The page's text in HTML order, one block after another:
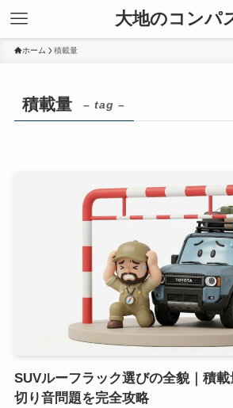
大地のコンパ
ホーム 積載量
積載量 – tag –
SUVルーフラック選びの全貌｜積
切り音問題を完全攻略